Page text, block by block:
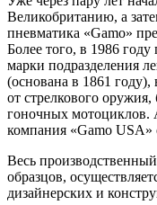
Великобританию, а
пневматика «Gamo»
Более того, в 1986
марки подразделения
(основана в 1861
от стрелкового
гоночных мотоциклов.
компания «Gamo
Весь
образцов,
дизайнерских и